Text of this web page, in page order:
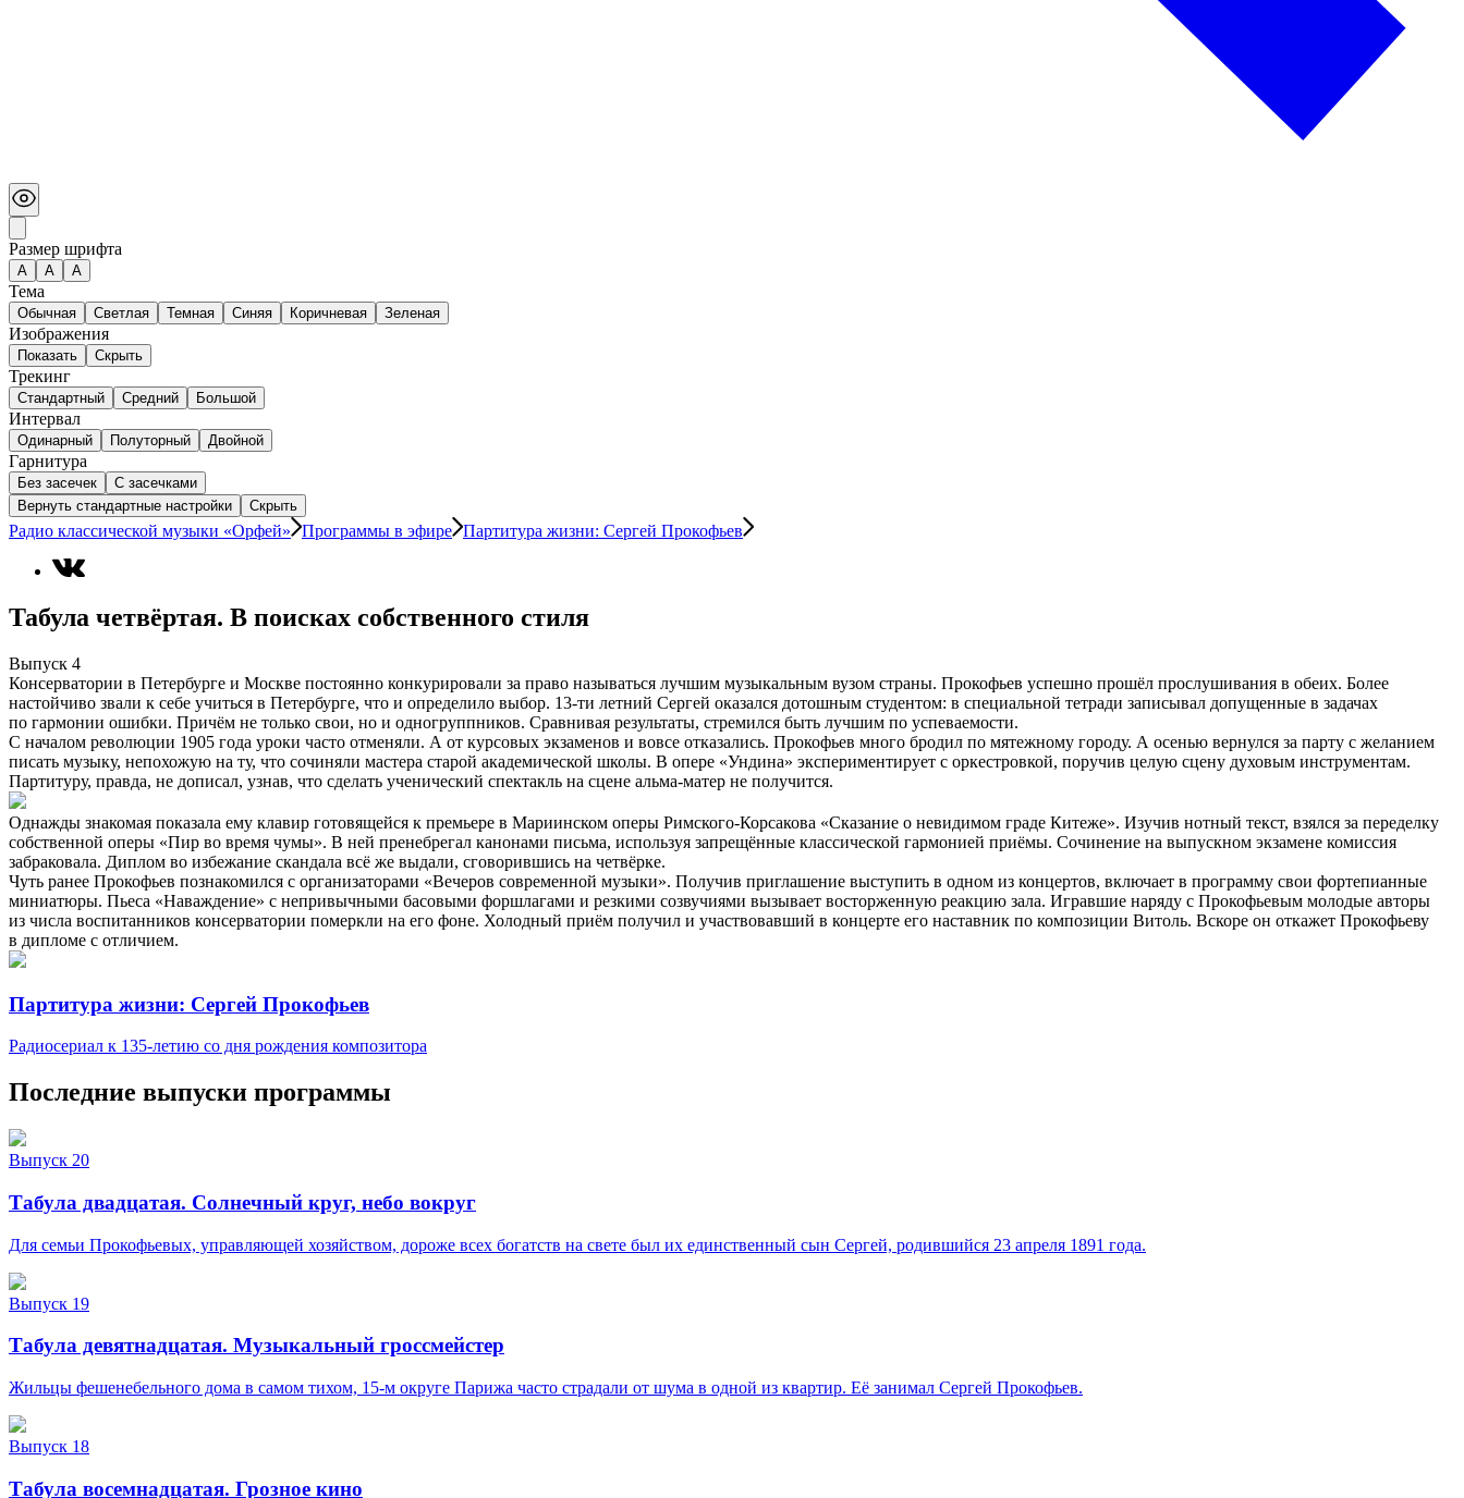
Размер шрифта
А A A
Тема
Обычная Светлая Темная Синяя Коричневая Зеленая
Изображения
Показать Скрыть
Трекинг
Стандартный Средний Большой
Интервал
Одинарный Полуторный Двойной
Гарнитура
Без засечек
С засечками
Вернуть стандартные настройки
Скрыть
Радио классической музыки «Орфей» Программы в эфире Партитура жизни: Сергей Прокофьев
Табула четвёртая. В поисках собственного стиля
Выпуск 4
Консерватории в Петербурге и Москве постоянно конкурировали за право называться лучшим музыкальным вузом страны. Прокофьев успешно прошёл прослушивания в обеих. Более
настойчиво звали к себе учиться в Петербурге, что и определило выбор. 13-ти летний Сергей оказался дотошным студентом: в специальной тетради записывал допущенные в задачах
по гармонии ошибки. Причём не только свои, но и одногруппников. Сравнивая результаты, стремился быть лучшим по успеваемости.
С началом революции 1905 года уроки часто отменяли. А от курсовых экзаменов и вовсе отказались. Прокофьев много бродил по мятежному городу. А осенью вернулся за парту с желанием
писать музыку, непохожую на ту, что сочиняли мастера старой академической школы. В опере «Ундина» экспериментирует с оркестровкой, поручив целую сцену духовым инструментам.
Партитуру, правда, не дописал, узнав, что сделать ученический спектакль на сцене альма-матер не получится.
Однажды знакомая показала ему клавир готовящейся к премьере в Мариинском оперы Римского-Корсакова «Сказание о невидимом граде Китеже». Изучив нотный текст, взялся за переделку
собственной оперы «Пир во время чумы». В ней пренебрегал канонами письма, используя запрещённые классической гармонией приёмы. Сочинение на выпускном экзамене комиссия
забраковала. Диплом во избежание скандала всё же выдали, сговорившись на четвёрке.
Чуть ранее Прокофьев познакомился с организаторами «Вечеров современной музыки». Получив приглашение выступить в одном из концертов, включает в программу свои фортепианные
миниатюры. Пьеса «Наваждение» с непривычными басовыми форшлагами и резкими созвучиями вызывает восторженную реакцию зала. Игравшие наряду с Прокофьевым молодые авторы
из числа воспитанников консерватории померкли на его фоне. Холодный приём получил и участвовавший в концерте его наставник по композиции Витоль. Вскоре он откажет Прокофьеву
в дипломе с отличием.
Партитура жизни: Сергей Прокофьев
Радиосериал к 135-летию со дня рождения композитора
Последние выпуски программы
Выпуск 20
Табула двадцатая. Солнечный круг, небо вокруг
Для семьи Прокофьевых, управляющей хозяйством, дороже всех богатств на свете был их единственный сын Сергей, родившийся 23 апреля 1891 года.
Выпуск 19
Табула девятнадцатая. Музыкальный гроссмейстер
Жильцы фешенебельного дома в самом тихом, 15-м округе Парижа часто страдали от шума в одной из квартир. Её занимал Сергей Прокофьев.
Выпуск 18
Табула восемнадцатая. Грозное кино